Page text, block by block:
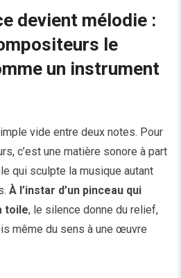
devient mélodie :
le
un instrument
vide entre deux notes. Pour
c’est une matière sonore à part
qui sculpte la musique autant
À l’instar d’un pinceau qui
toile, le silence donne du relief,
même du sens à une œuvre